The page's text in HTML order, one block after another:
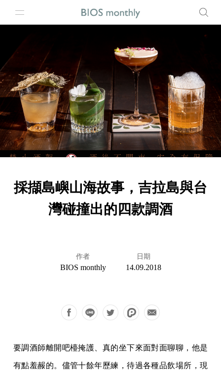
採擷島嶼山海故事，吉拉島與台
灣碰撞出的四款調酒
作者
BIOS monthly
日期
14.09.2018
要調酒師離開吧檯掩護、真的坐下來面對面聊聊，他是
有點羞赧的。儘管十餘年歷練，待過各種品飲場所，現